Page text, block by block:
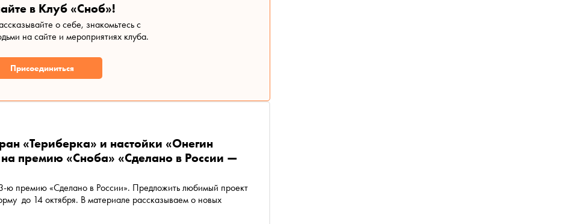
в Клуб «Сноб»!
о себе, знакомьтесь с
на сайте и мероприятиях клуба.
Присоединиться
«Териберка» и настойки «Онегин
премию «Сноба» «Сделано в России —
ю премию «Сделано в России». Предложить любимый проект
до 14 октября. В материале рассказываем о новых